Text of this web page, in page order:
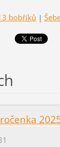
bobříků |